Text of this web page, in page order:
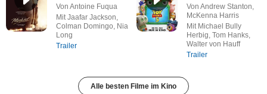
Von Antoine Fuqua
Mit Jaafar Jackson,
Colman Domingo, Nia
Long
Trailer
Von Andrew Stanton,
McKenna Harris
Mit Michael Bully
Herbig, Tom Hanks,
Walter von Hauff
Trailer
Alle besten Filme im Kino